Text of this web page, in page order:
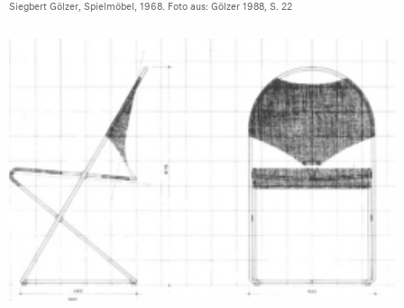
Siegbert Gölzer, Spielmöbel, 1968. Foto aus: Gölzer 1988, S. 22